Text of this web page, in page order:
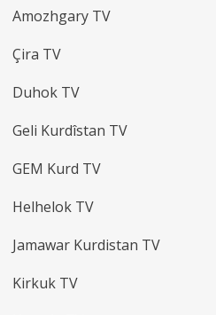
Amozhgary TV
Çira TV
Duhok TV
Geli Kurdîstan TV
GEM Kurd TV
Helhelok TV
Jamawar Kurdistan TV
Kirkuk TV